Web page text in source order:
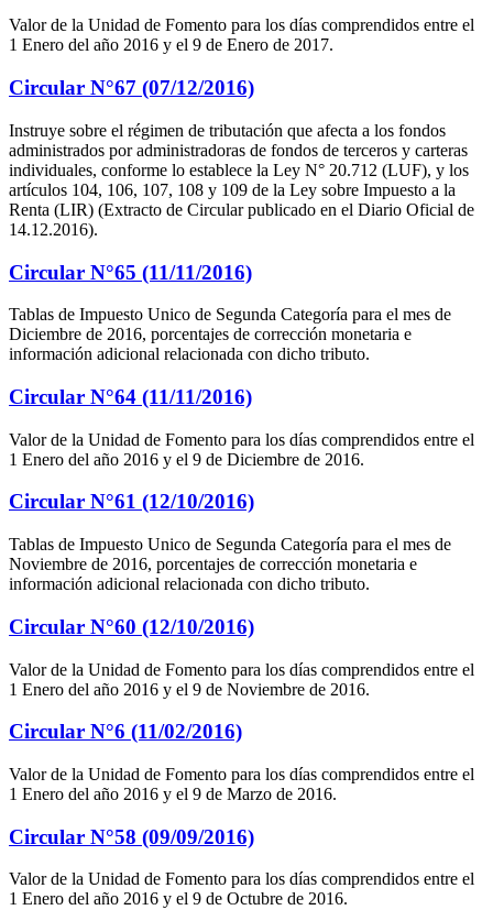
Valor de la Unidad de Fomento para los días comprendidos entre el
1 Enero del año 2016 y el 9 de Enero de 2017.
Circular N°67 (07/12/2016)
Instruye sobre el régimen de tributación que afecta a los fondos
administrados por administradoras de fondos de terceros y carteras
individuales, conforme lo establece la Ley N° 20.712 (LUF), y los
artículos 104, 106, 107, 108 y 109 de la Ley sobre Impuesto a la
Renta (LIR) (Extracto de Circular publicado en el Diario Oficial de
14.12.2016).
Circular N°65 (11/11/2016)
Tablas de Impuesto Unico de Segunda Categoría para el mes de
Diciembre de 2016, porcentajes de corrección monetaria e
información adicional relacionada con dicho tributo.
Circular N°64 (11/11/2016)
Valor de la Unidad de Fomento para los días comprendidos entre el
1 Enero del año 2016 y el 9 de Diciembre de 2016.
Circular N°61 (12/10/2016)
Tablas de Impuesto Unico de Segunda Categoría para el mes de
Noviembre de 2016, porcentajes de corrección monetaria e
información adicional relacionada con dicho tributo.
Circular N°60 (12/10/2016)
Valor de la Unidad de Fomento para los días comprendidos entre el
1 Enero del año 2016 y el 9 de Noviembre de 2016.
Circular N°6 (11/02/2016)
Valor de la Unidad de Fomento para los días comprendidos entre el
1 Enero del año 2016 y el 9 de Marzo de 2016.
Circular N°58 (09/09/2016)
Valor de la Unidad de Fomento para los días comprendidos entre el
1 Enero del año 2016 y el 9 de Octubre de 2016.